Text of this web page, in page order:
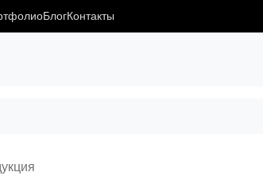
БлогКонтакты